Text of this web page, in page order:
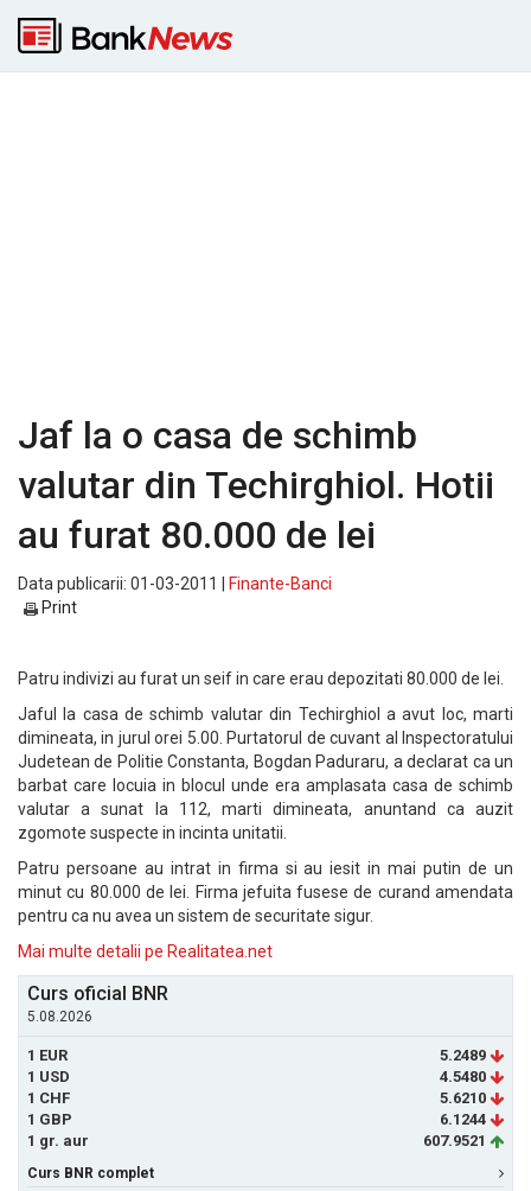
Jaf la o casa de schimb
valutar din Techirghiol. Hotii
au furat 80.000 de lei
Data publicarii: 01-03-2011 |
Finante-Banci
Print
Patru indivizi au furat un seif in care erau depozitati 80.000 de lei.
Jaful la casa de schimb valutar din Techirghiol a avut loc, marti
dimineata, in jurul orei 5.00. Purtatorul de cuvant al Inspectoratului
Judetean de Politie Constanta, Bogdan Paduraru, a declarat ca un
barbat care locuia in blocul unde era amplasata casa de schimb
valutar a sunat la 112, marti dimineata, anuntand ca auzit
zgomote suspecte in incinta unitatii.
Patru persoane au intrat in firma si au iesit in mai putin de un
minut cu 80.000 de lei. Firma jefuita fusese de curand amendata
pentru ca nu avea un sistem de securitate sigur.
Mai multe detalii pe Realitatea.net
Curs oficial BNR
5.08.2026
1 EUR
5.2489
1 USD
4.5480
1 CHF
5.6210
1 GBP
6.1244
1 gr. aur
607.9521
Curs BNR complet